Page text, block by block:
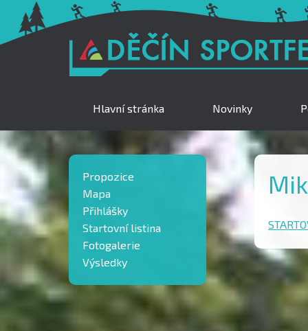
Hlavní stránka Novinky
Propozice
Mapa
Přihlášky
Startovní listina
Fotogalerie
Výsledky